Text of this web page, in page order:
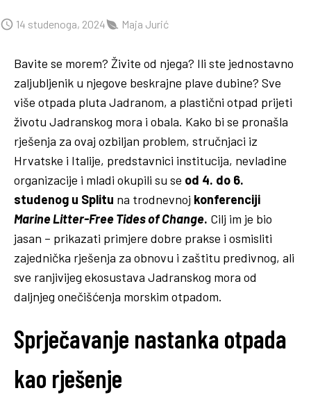
14 studenoga, 2024 Maja Jurić
Bavite se morem? Živite od njega? Ili ste jednostavno
zaljubljenik u njegove beskrajne plave dubine? Sve
više otpada pluta Jadranom, a plastični otpad prijeti
životu Jadranskog mora i obala. Kako bi se pronašla
rješenja za ovaj ozbiljan problem, stručnjaci iz
Hrvatske i Italije, predstavnici institucija, nevladine
organizacije i mladi okupili su se od 4. do 6.
studenog u Splitu na trodnevnoj konferenciji
Marine Litter-Free Tides of Change. Cilj im je bio
jasan – prikazati primjere dobre prakse i osmisliti
zajednička rješenja za obnovu i zaštitu predivnog, ali
sve ranjivijeg ekosustava Jadranskog mora od
daljnjeg onečišćenja morskim otpadom.
Sprječavanje nastanka otpada
kao rješenje